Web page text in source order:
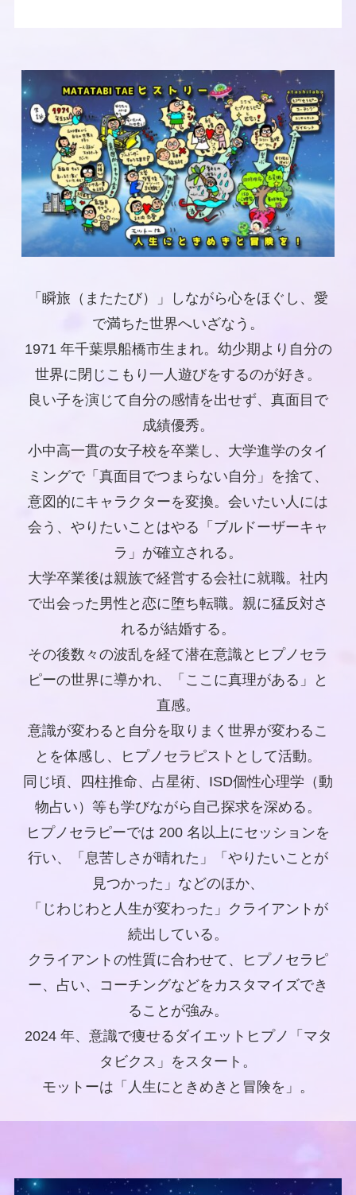
「瞬旅（またたび）」しながら心をほぐし、愛
で満ちた世界へいざなう。
1971 年千葉県船橋市生まれ。幼少期より自分の
世界に閉じこもり一人遊びをするのが好き。
良い子を演じて自分の感情を出せず、真面目で
成績優秀。
小中高一貫の女子校を卒業し、大学進学のタイ
ミングで「真面目でつまらない自分」を捨て、
意図的にキャラクターを変換。会いたい人には
会う、やりたいことはやる「ブルドーザーキャ
ラ」が確立される。
大学卒業後は親族で経営する会社に就職。社内
で出会った男性と恋に堕ち転職。親に猛反対さ
れるが結婚する。
その後数々の波乱を経て潜在意識とヒプノセラ
ピーの世界に導かれ、「ここに真理がある」と
直感。
意識が変わると自分を取りまく世界が変わるこ
とを体感し、ヒプノセラピストとして活動。
同じ頃、四柱推命、占星術、ISD個性心理学（動
物占い）等も学びながら自己探求を深める。
ヒプノセラピーでは 200 名以上にセッションを
行い、「息苦しさが晴れた」「やりたいことが
見つかった」などのほか、
「じわじわと人生が変わった」クライアントが
続出している。
クライアントの性質に合わせて、ヒプノセラピ
ー、占い、コーチングなどをカスタマイズでき
ることが強み。
2024 年、意識で痩せるダイエットヒプノ「マタ
タビクス」をスタート。
モットーは「人生にときめきと冒険を」。